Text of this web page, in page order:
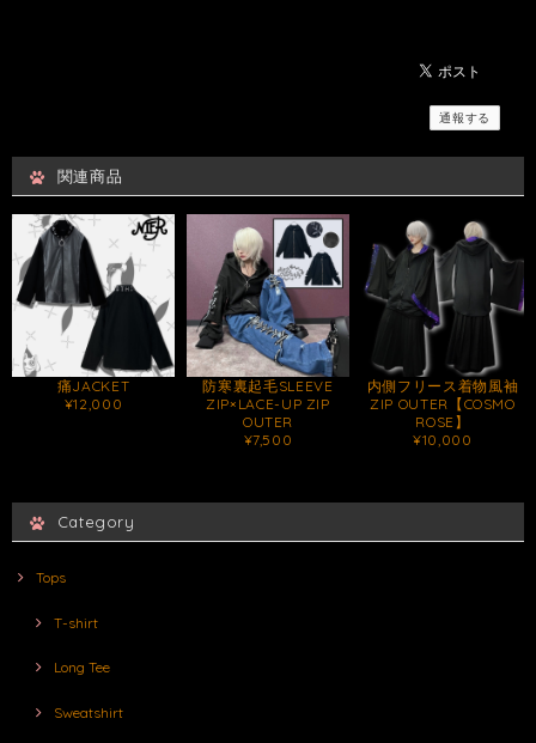
通報する
関連商品
痛JACKET
¥12,000
防寒裏起毛SLEEVE
ZIP×LACE-UP ZIP
OUTER
¥7,500
内側フリース着物風袖
ZIP OUTER【COSMO
ROSE】
¥10,000
Category
Tops
T-shirt
Long Tee
Sweatshirt